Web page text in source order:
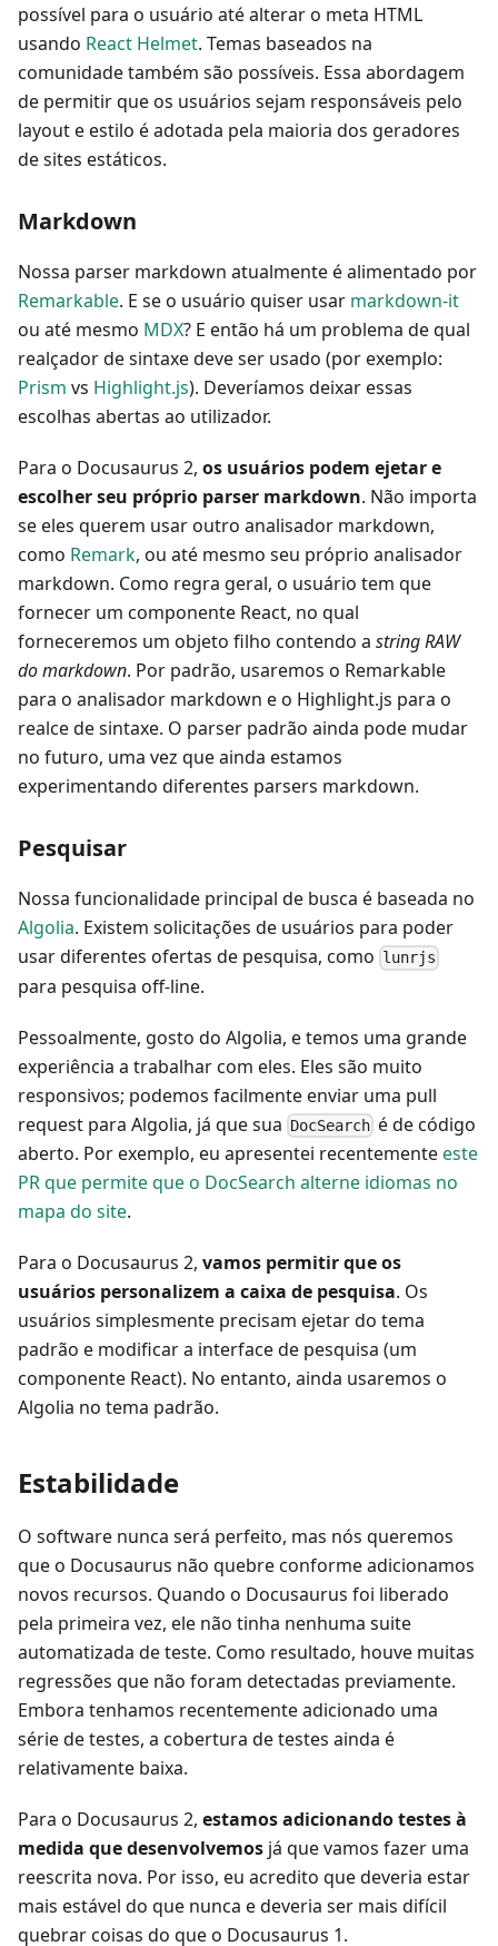
possível para o usuário até alterar o meta HTML
usando React Helmet. Temas baseados na
comunidade também são possíveis. Essa abordagem
de permitir que os usuários sejam responsáveis pelo
layout e estilo é adotada pela maioria dos geradores
de sites estáticos.
Markdown
Nossa parser markdown atualmente é alimentado por
Remarkable. E se o usuário quiser usar markdown-it
ou até mesmo MDX? E então há um problema de qual
realçador de sintaxe deve ser usado (por exemplo:
Prism vs Highlight.js). Deveríamos deixar essas
escolhas abertas ao utilizador.
Para o Docusaurus 2, os usuários podem ejetar e
escolher seu próprio parser markdown. Não importa
se eles querem usar outro analisador markdown,
como Remark, ou até mesmo seu próprio analisador
markdown. Como regra geral, o usuário tem que
fornecer um componente React, no qual
forneceremos um objeto filho contendo a string RAW
do markdown. Por padrão, usaremos o Remarkable
para o analisador markdown e o Highlight.js para o
realce de sintaxe. O parser padrão ainda pode mudar
no futuro, uma vez que ainda estamos
experimentando diferentes parsers markdown.
Pesquisar
Nossa funcionalidade principal de busca é baseada no
Algolia. Existem solicitações de usuários para poder
usar diferentes ofertas de pesquisa, como
lunrjs
para pesquisa off-line.
Pessoalmente, gosto do Algolia, e temos uma grande
experiência a trabalhar com eles. Eles são muito
responsivos; podemos facilmente enviar uma pull
request para Algolia, já que sua DocSearch é de código
aberto. Por exemplo, eu apresentei recentementeeste
PR que permite que o DocSearch alterne idiomas no
mapa do site.
Para o Docusaurus 2, vamos permitir que os
usuários personalizem a caixa de pesquisa. Os
usuários simplesmente precisam ejetar do tema
padrão e modificar a interface de pesquisa (um
componente React). No entanto, ainda usaremos o
Algolia no tema padrão.
Estabilidade
O software nunca será perfeito, mas nós queremos
que o Docusaurus não quebre conforme adicionamos
novos recursos. Quando o Docusaurus foi liberado
pela primeira vez, ele não tinha nenhuma suite
automatizada de teste. Como resultado, houve muitas
regressões que não foram detectadas previamente.
Embora tenhamos recentemente adicionado uma
série de testes, a cobertura de testes ainda é
relativamente baixa.
Para o Docusaurus 2, estamos adicionando testes à
medida que desenvolvemos já que vamos fazer uma
reescrita nova. Por isso, eu acredito que deveria estar
mais estável do que nunca e deveria ser mais difícil
quebrar coisas do que o Docusaurus 1.